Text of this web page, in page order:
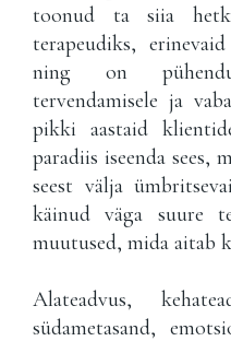
toonud ta siia
terapeudiks,
ning on
tervendamisele ja
pikki aastaid
paradiis iseenda sees,
seest välja
käinud väga suure
muutused, mida aitab
Alateadvus,
südametasand,